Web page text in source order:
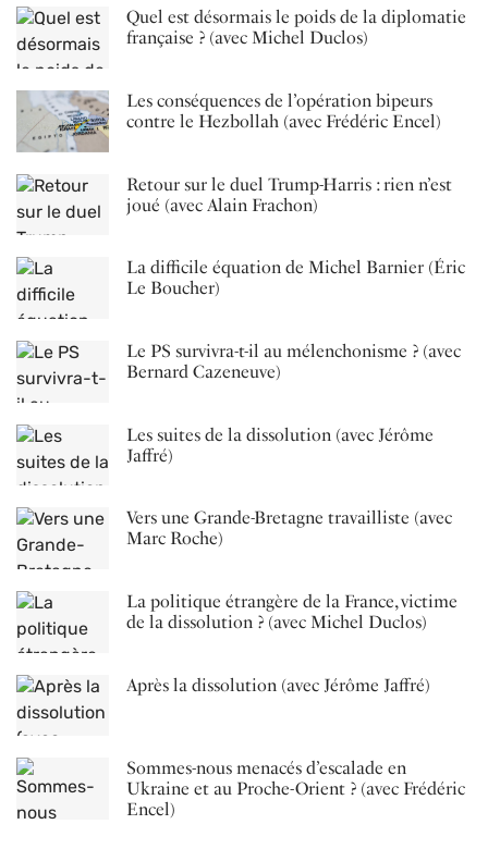
Quel est désormais le poids de la diplomatie
française ? (avec Michel Duclos)
Les conséquences de l’opération bipeurs
contre le Hezbollah (avec Frédéric Encel)
Retour sur le duel Trump-Harris : rien n’est
joué (avec Alain Frachon)
La difficile équation de Michel Barnier (Éric
Le Boucher)
Le PS survivra-t-il au mélenchonisme ? (avec
Bernard Cazeneuve)
Les suites de la dissolution (avec Jérôme
Jaffré)
Vers une Grande-Bretagne travailliste (avec
Marc Roche)
La politique étrangère de la France, victime
de la dissolution ? (avec Michel Duclos)
Après la dissolution (avec Jérôme Jaffré)
Sommes-nous menacés d’escalade en
Ukraine et au Proche-Orient ? (avec Frédéric
Encel)